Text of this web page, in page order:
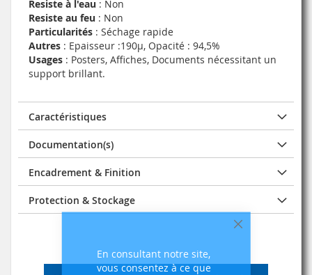
Fermer
En consultant notre site,
vous consentez à ce que
Resiste à l'eau : Non
Resiste au feu : Non
Particularités : Séchage rapide
Autres : Epaisseur :190µ, Opacité : 94,5%
Usages : Posters, Affiches, Documents nécessitant un
support brillant.
Caractéristiques
Documentation(s)
Encadrement & Finition
Protection & Stockage